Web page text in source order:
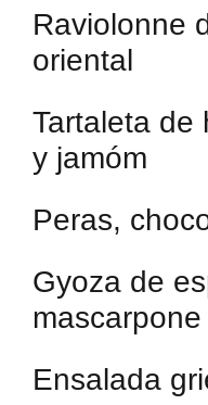
Raviolonne
oriental
Tartaleta de
y jamóm
Peras,
Gyoza de
mascarpone
Ensalada